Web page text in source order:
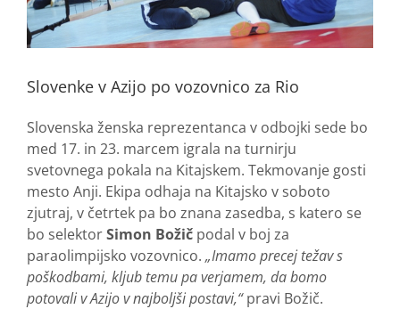
Slovenke v Azijo po vozovnico za Rio
Slovenska ženska reprezentanca v odbojki sede bo
med 17. in 23. marcem igrala na turnirju
svetovnega pokala na Kitajskem. Tekmovanje gosti
mesto Anji. Ekipa odhaja na Kitajsko v soboto
zjutraj, v četrtek pa bo znana zasedba, s katero se
bo selektorSimon Božič podal v boj za
paraolimpijsko vozovnico. „Imamo precej težav s
poškodbami, kljub temu pa verjamem, da bomo
potovali v Azijo v najboljši postavi,“pravi Božič.